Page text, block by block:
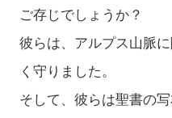
ご存じでしょうか？
彼らは、アルプス山脈
く守りました。
そして、彼らは聖書の写